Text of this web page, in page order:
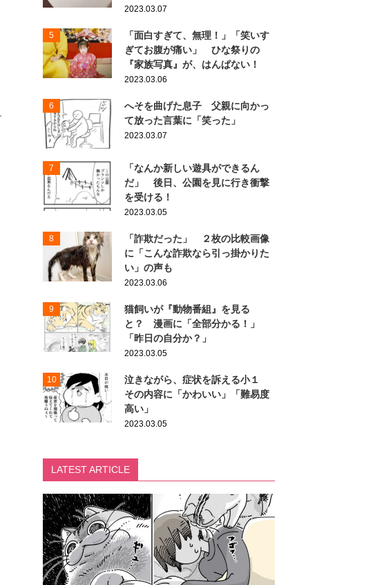
2023.03.07
5
「面白すぎて、無理！」「笑いす
ぎてお腹が痛い」 ひな祭りの
『家族写真』が、はんぱない！
2023.03.06
6
へそを曲げた息子 父親に向かっ
て放った言葉に「笑った」
2023.03.07
7
「なんか新しい遊具ができるん
だ」 後日、公園を見に行き衝撃
を受ける！
2023.03.05
8
「詐欺だった」 ２枚の比較画像
に「こんな詐欺なら引っ掛かりた
い」の声も
2023.03.06
9
猫飼いが『動物番組』を見る
と？ 漫画に「全部分かる！」
「昨日の自分か？」
2023.03.05
10
泣きながら、症状を訴える小１
その内容に「かわいい」「難易度
高い」
2023.03.05
LATEST ARTICLE